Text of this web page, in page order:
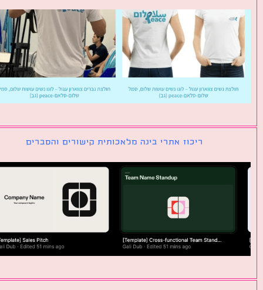
ריכוז אתרי בינה מלאכותית קישורים והסברים